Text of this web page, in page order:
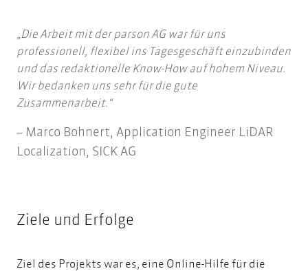
Die Arbeit mit der parson AG war für uns
professionell, flexibel ins Tagesgeschäft einzubinden
und das redaktionelle Know-How auf hohem Niveau.
Wir bedanken uns sehr für die gute
Zusammenarbeit.
Marco Bohnert, Application Engineer LiDAR
Localization, SICK AG
Ziele und Erfolge
Ziel des Projekts war es, eine Online-Hilfe für die